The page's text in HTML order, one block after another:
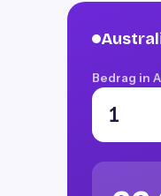
Bedrag in